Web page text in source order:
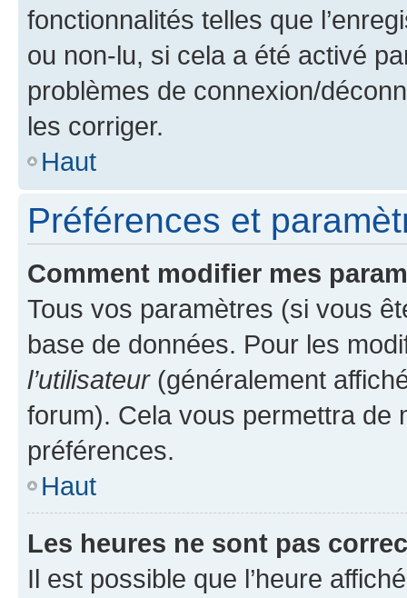
fonctionnalités telles que
ou non-lu, si cela a été activé
problèmes de connexion/
les corriger.
Haut
Préférences et
Comment modifier mes
Tous vos paramètres (si vous
base de données. Pour les
l’utilisateur(généralement
forum). Cela vous permettra de
préférences.
Haut
Les heures ne sont pas
Il est possible que l’heure